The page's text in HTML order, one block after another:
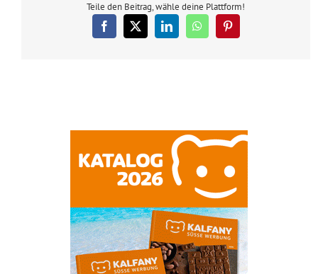
Teile den Beitrag, wähle deine Plattform!
Facebook
X LinkedInWhatsAppPinterest